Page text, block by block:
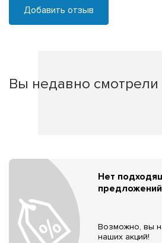
Добавить отзыв
Вы недавно смотрели
Нет
Возможно, вы
наших акций!